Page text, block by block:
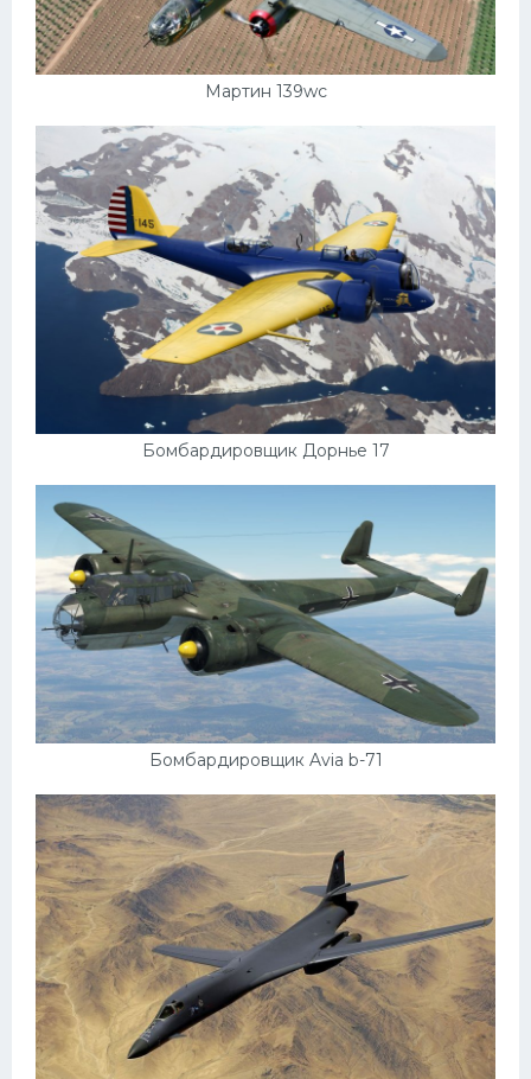
Мартин 139wc
Бомбардировщик Дорнье 17
Бомбардировщик Avia b-71